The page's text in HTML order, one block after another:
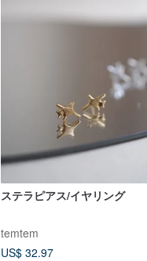
ステラピアス/イヤリング
temtem
US$ 32.97